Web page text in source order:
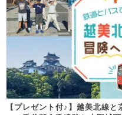
【プレゼント付♪】越美北線